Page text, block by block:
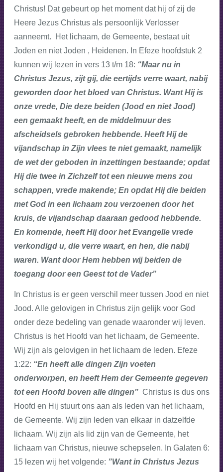
Christus! Dat gebeurt op het moment dat hij of zij de
Heere Jezus Christus als persoonlijk Verlosser
aanneemt. Het lichaam, de Gemeente, bestaat uit
Joden en niet Joden , Heidenen. In Efeze hoofdstuk 2
kunnen wij lezen in vers 13 t/m 18: “Maar nu in
Christus Jezus, zijt gij, die eertijds verre waart, nabij
geworden door het bloed van Christus. Want Hij is
onze vrede, Die deze beiden (Jood en niet Jood)
een gemaakt heeft, en de middelmuur des
afscheidsels gebroken hebbende. Heeft Hij de
vijandschap in Zijn vlees te niet gemaakt, namelijk
de wet der geboden in inzettingen bestaande; opdat
Hij die twee in Zichzelf tot een nieuwe mens zou
schappen, vrede makende; En opdat Hij die beiden
met God in een lichaam zou verzoenen door het
kruis, de vijandschap daaraan gedood hebbende.
En komende, heeft Hij door het Evangelie vrede
verkondigd u, die verre waart, en hen, die nabij
waren. Want door Hem hebben wij beiden de
toegang door een Geest tot de Vader”
In Christus is er geen verschil meer tussen Jood en niet
Jood. Alle gelovigen in Christus zijn gelijk voor God
onder deze bedeling van genade waaronder wij leven.
Christus is het Hoofd van het lichaam, de Gemeente.
Wij zijn als gelovigen in het lichaam de leden. Efeze
1:22: “En heeft alle dingen Zijn voeten
onderworpen, en heeft Hem der Gemeente gegeven
tot een Hoofd boven alle dingen”Christus is dus ons
Hoofd en Hij stuurt ons aan als leden van het lichaam,
de Gemeente. Wij zijn leden van elkaar in datzelfde
lichaam. Wij zijn als lid zijn van de Gemeente, het
lichaam van Christus, nieuwe schepselen. In Galaten 6:
15 lezen wij het volgende: ”Want in Christus Jezus